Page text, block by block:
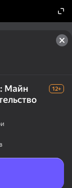
Майн
12+